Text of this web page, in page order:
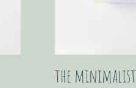
the minimalist